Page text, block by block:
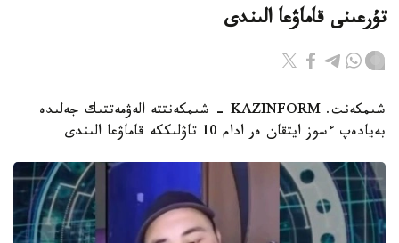
تۇرعىنى قاماۋعا الىندى
شىمكەنت. KAZINFORM - شىمكەنتتە الەۋمەتتىك جەلىدە
بەيادەپ ءسوز ايتقان ەر ادام 10 تاۋلىككە قاماۋعا الىندى